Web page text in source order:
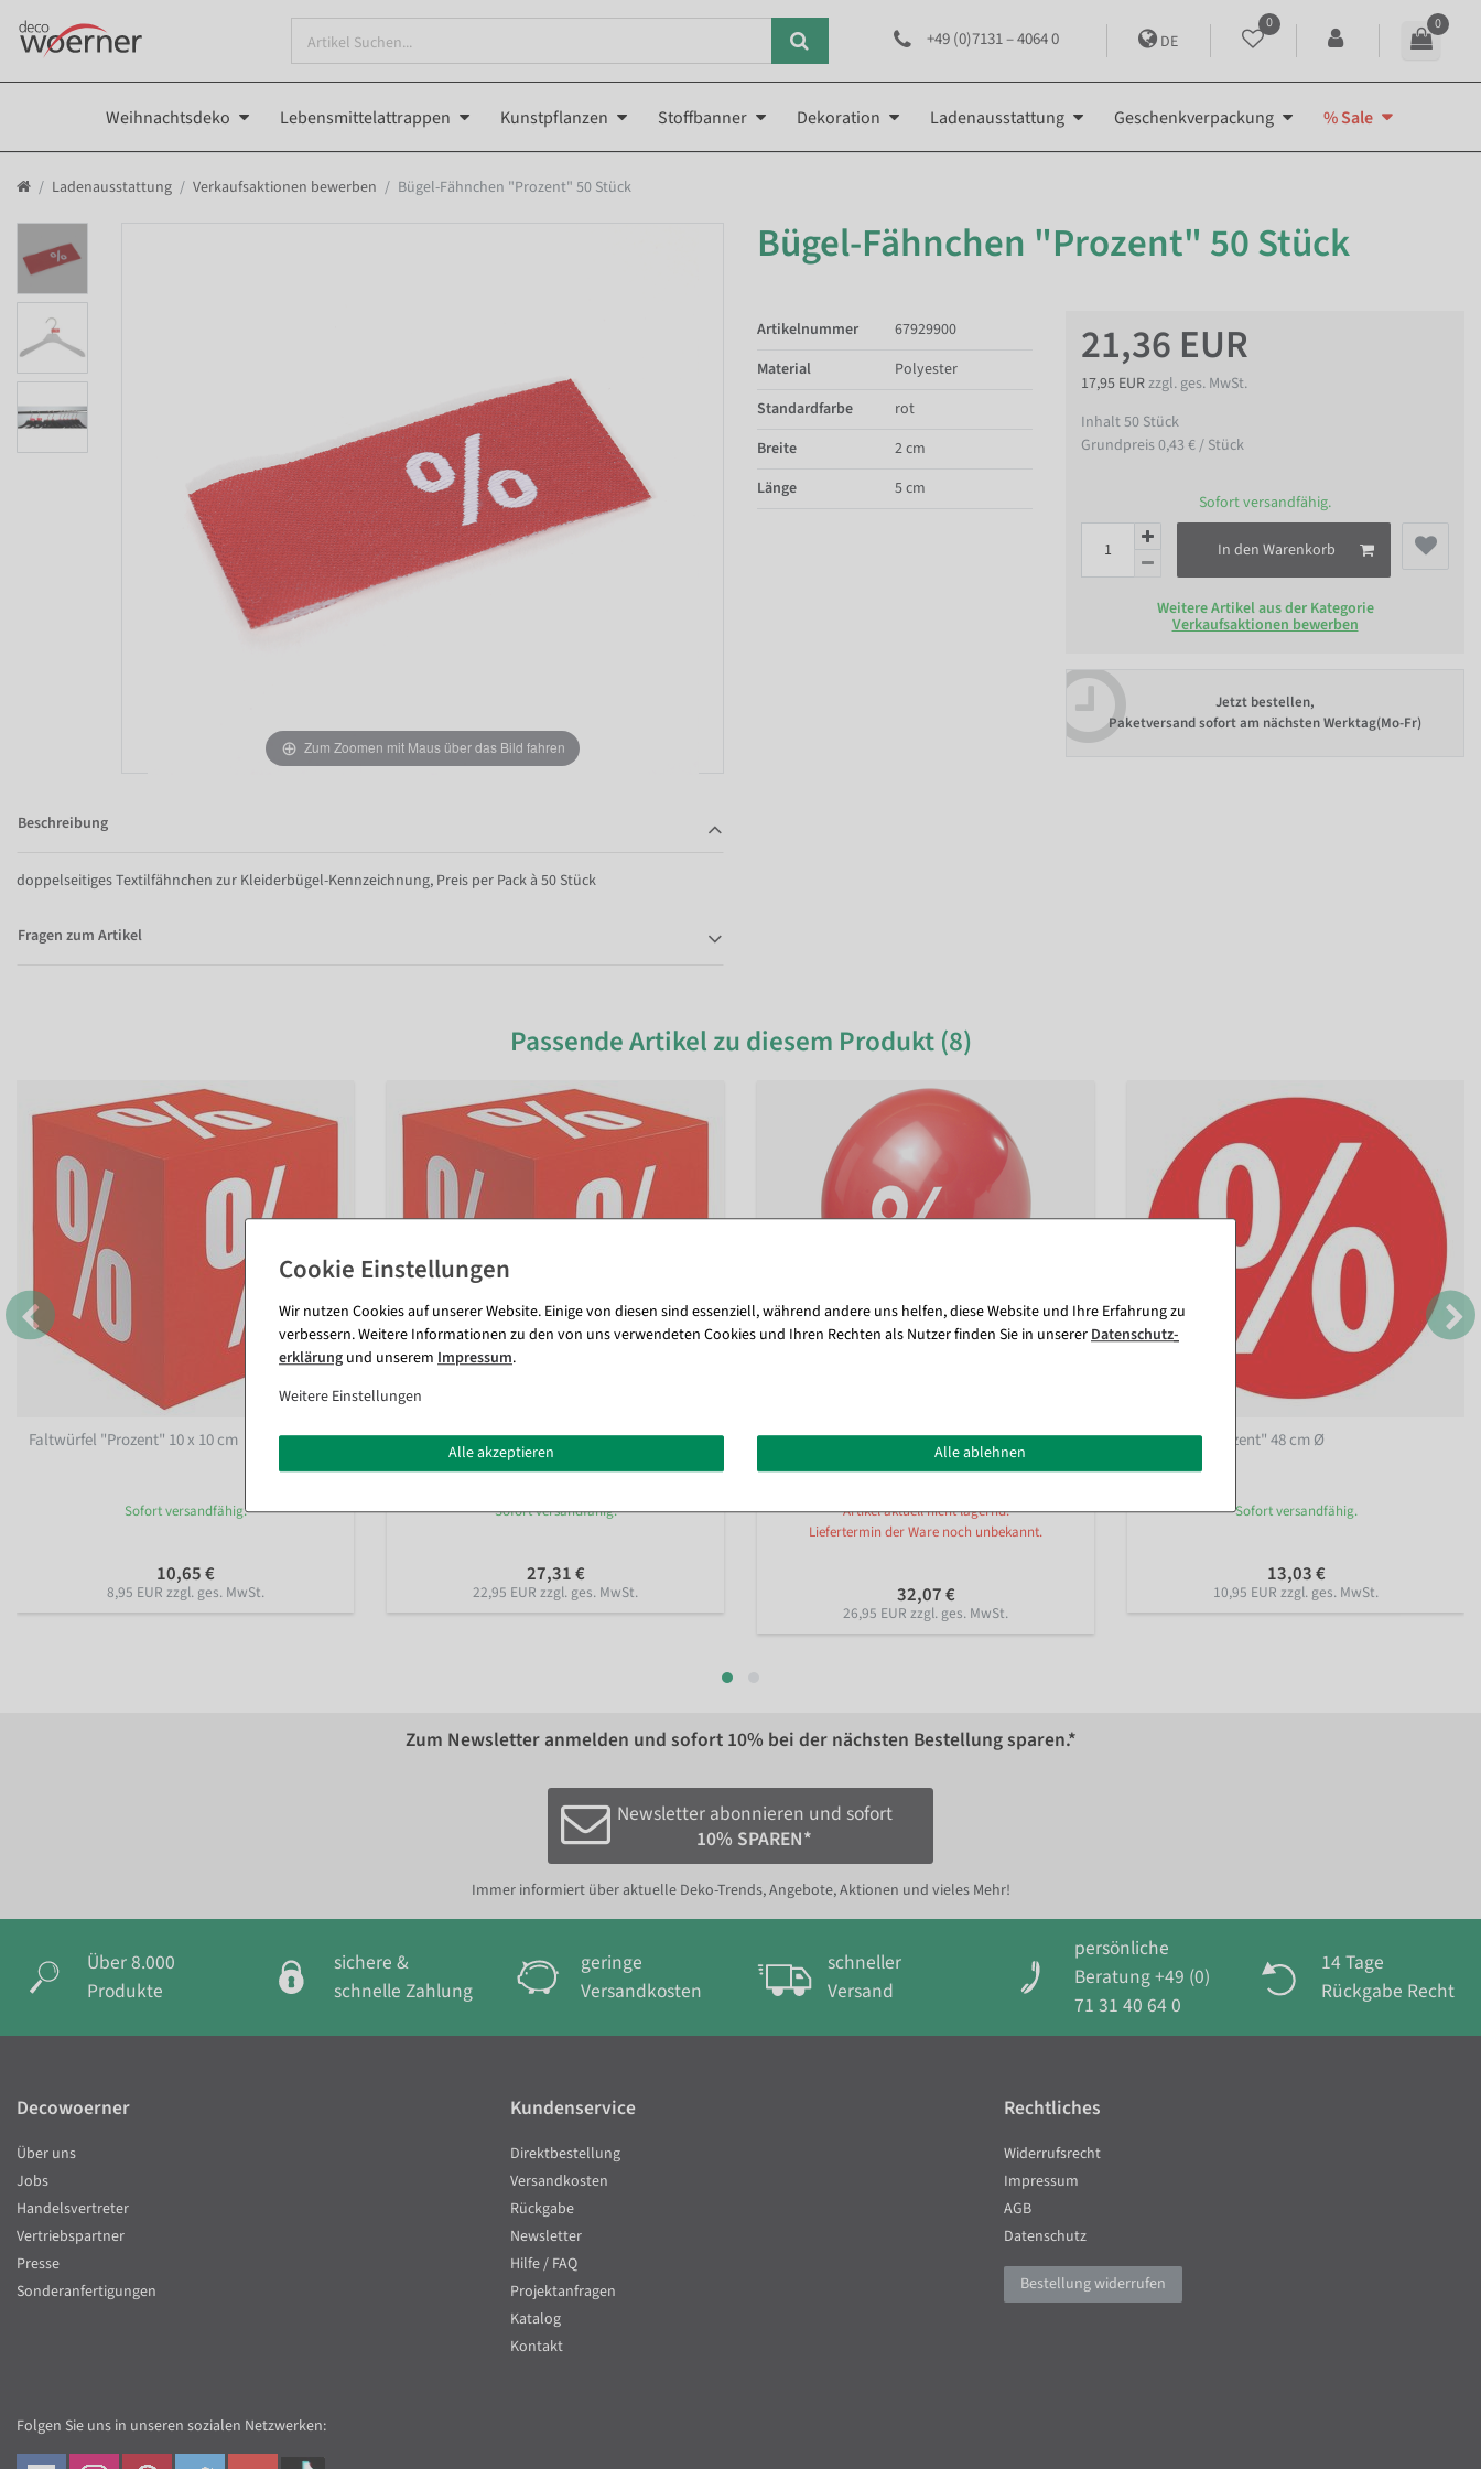
+49 (0)7131 – 4064 0 DE
0 0
Weihnachtsdeko Lebensmittelattrappen Kunstpflanzen Stoffbanner Dekoration Ladenausstattung Geschenkverpackung % Sale
Ladenausstattung Verkaufsaktionen bewerben Bügel-Fähnchen "Prozent" 50 Stück
Zum Zoomen mit Maus über das Bild fahren
Bügel-Fähnchen "Prozent" 50 Stück
21,36 EUR
17,95 EURzzgl. ges. MwSt.
Inhalt50 Stück
Grundpreis0,43 € / Stück
Sofort versandfähig.
In den Warenkorb
Weitere Artikel aus der Kategorie
Verkaufsaktionen bewerben
Jetzt bestellen,
Paketversand sofort am nächsten Werktag(Mo-Fr)
Artikelnummer
67929900
Material
Polyester
Standardfarbe
rot
Breite
2 cm
Länge
5 cm
Beschreibung
doppelseitiges Textilfähnchen zur Kleiderbügel-Kennzeichnung, Preis per Pack à 50 Stück
Fragen zum Artikel
Passende Artikel zu diesem Produkt (8)
Faltwürfel "Prozent" 10 x 10 cm
Sofort versandfähig.
10,65 €
8,95 EUR zzgl. ges. MwSt.
Faltwürfel "Prozent" 32 x 32 cm
Sofort versandfähig.
27,31 €
22,95 EUR zzgl. ges. MwSt.
Luftballon Prozent, 100 Stück
Artikel aktuell nicht lagernd.
Liefertermin der Ware noch unbekannt.
32,07 €
26,95 EUR zzgl. ges. MwSt.
Ankleber “Prozent" 48 cm Ø
Sofort versandfähig.
13,03 €
10,95 EUR zzgl. ges. MwSt.
Zum Newsletter anmelden und sofort 10% bei der nächsten Bestellung sparen.*
Newsletter abonnieren und sofort
10% SPAREN*
Immer informiert über aktuelle Deko-Trends, Angebote, Aktionen und vieles Mehr!
Über 8.000
Produkte
sichere &
schnelle Zahlung
geringe
Versandkosten
schneller
Versand
persönliche
Beratung +49 (0)
71 31 40 64 0
14 Tage
Rückgabe Recht
Wir nutzen Cookies auf unserer Website. Einige von diesen sind essenziell, während andere uns helfen, diese Website und Ihre Erfahrung zu
verbessern. Weitere Informationen zu den von uns verwendeten Cookies und Ihren Rechten als Nutzer finden Sie in unsererDaten­schutz­
erklärung und unserem Impressum.
Weitere Einstellungen
Alle akzeptieren Alle ablehnen
Decowoerner
Über uns
Jobs
Handelsvertreter
Vertriebspartner
Presse
Sonderanfertigungen
Kundenservice
Direktbestellung
Versandkosten
Rückgabe
Newsletter
Hilfe / FAQ
Projektanfragen
Katalog
Kontakt
Rechtliches
Widerrufsrecht
Impressum
AGB
Datenschutz
Bestellung widerrufen
Folgen Sie uns in unseren sozialen Netzwerken: